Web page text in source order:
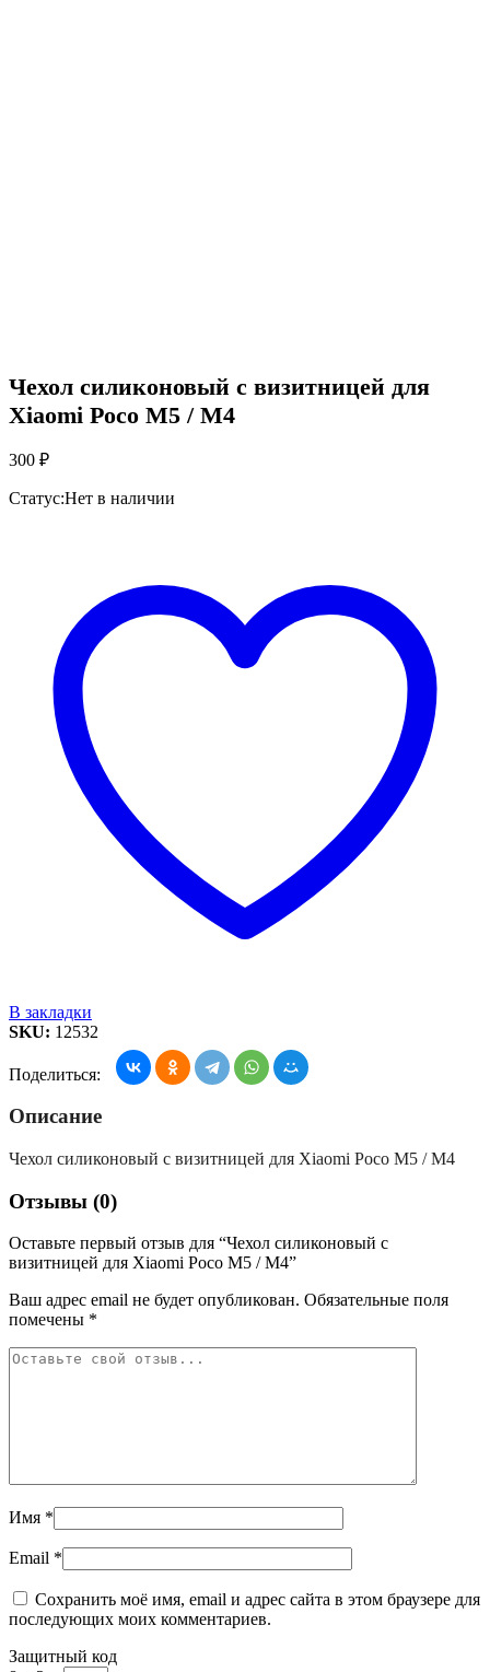
Чехол силиконовый с визитницей для
Xiaomi Poco M5 / M4
300 ₽
Статус:Нет в наличии
В закладки
SKU: 12532
Поделиться:
Описание
Чехол силиконовый с визитницей для Xiaomi Poco M5 / M4
Отзывы (0)
Оставьте первый отзыв для “Чехол силиконовый с
визитницей для Xiaomi Poco M5 / M4”
Ваш адрес email не будет опубликован. Обязательные поля
помечены *
Имя *
Email *
Сохранить моё имя, email и адрес сайта в этом браузере для
последующих моих комментариев.
Защитный код